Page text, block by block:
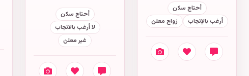
أحتاج سكن
أرغب بالإنجاب
زواج معلن
أحتاج سكن
لا أرغب بالانجاب
غير معلن